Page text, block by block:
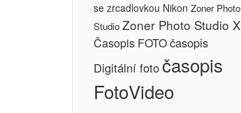
se zrcadlovkou Nikon Zoner Photo
Studio Zoner Photo Studio X
Časopis FOTOčasopis
Digitální fotočasopis
FotoVideo